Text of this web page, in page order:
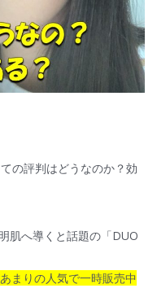
の評判はどうなのか？効
肌へ導くと話題の「DUO
まりの人気で一時販売中